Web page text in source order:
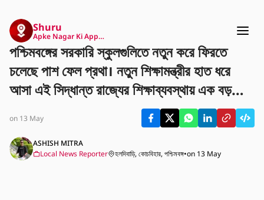
Shuru
Apke Nagar Ki App…
পশ্চিমবঙ্গের সরকারি স্কুলগুলিতে নতুন করে ফিরতে
চলেছে পাশ ফেল প্রথা। নতুন শিক্ষামন্ত্রীর হাত ধরে
আসা এই সিদ্ধান্ত রাজ্যের শিক্ষাব্যবস্থায় এক বড়
on 13 May
ASHISH MITRA
Local News Reporter
হলদিবাড়ি, কোচবিহার, পশ্চিমবঙ্গ•on 13 May